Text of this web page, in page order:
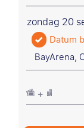
zondag 20
Datum
BayArena,